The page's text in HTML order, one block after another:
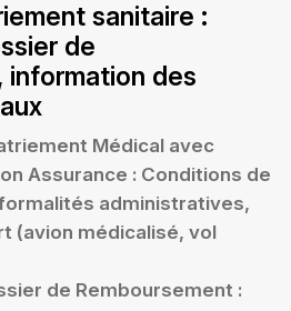
sanitaire :
de
information des
Médical avec
Assurance : Conditions de
administratives,
(avion médicalisé, vol
de Remboursement :